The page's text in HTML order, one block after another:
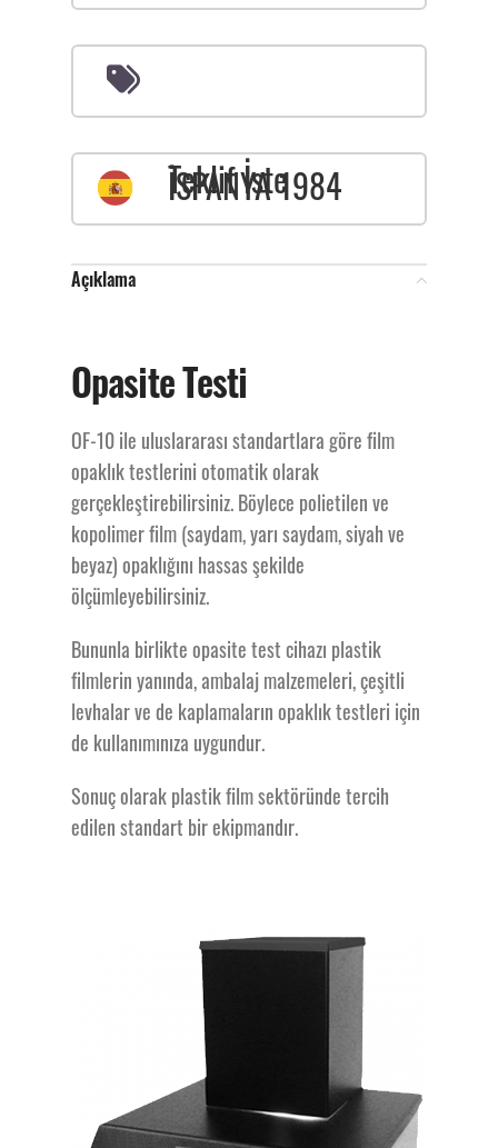
Teklif İste
İSPANYA 1984
Açıklama
Cihazı
Opasite Test
Cihazı İşlevi
Fiyat ve Garanti
Opasite Testi
OF-10 ile uluslararası standartlara göre film
opaklık testlerini otomatik olarak
gerçekleştirebilirsiniz. Böylece polietilen ve
kopolimer film (saydam, yarı saydam, siyah ve
beyaz) opaklığını hassas şekilde
ölçümleyebilirsiniz.
Bununla birlikte opasite test cihazı plastik
filmlerin yanında, ambalaj malzemeleri, çeşitli
levhalar ve de kaplamaların opaklık testleri için
de kullanımınıza uygundur.
Sonuç olarak plastik film sektöründe tercih
edilen standart bir ekipmandır.